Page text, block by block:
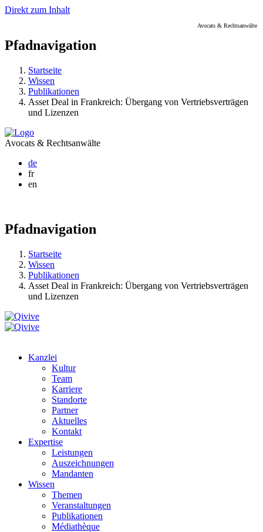
Direkt zum Inhalt
Avocats & Rechtsanwälte
Pfadnavigation
Startseite
Wissen
Publikationen
Asset Deal in Frankreich: Übergang von Vertriebsverträgen
und Lizenzen
Avocats & Rechtsanwälte
de
fr
en
Pfadnavigation
Startseite
Wissen
Publikationen
Asset Deal in Frankreich: Übergang von Vertriebsverträgen
und Lizenzen
Kanzlei
Kultur
Team
Karriere
Standorte
Partner
Aktuelles
Kontakt
Expertise
Leistungen
Auszeichnungen
Mandanten
Wissen
Themen
Veranstaltungen
Publikationen
Médiathèque